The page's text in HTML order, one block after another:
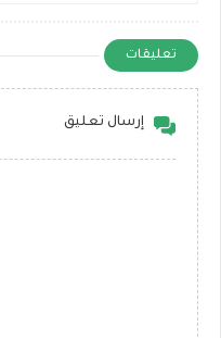
تعليقات
إرسال تعليق